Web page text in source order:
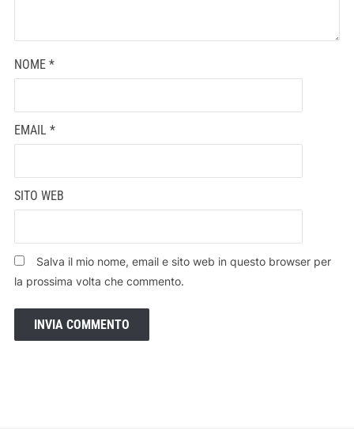
NOME *
EMAIL *
SITO WEB
Salva il mio nome, email e sito web in questo browser per
la prossima volta che commento.